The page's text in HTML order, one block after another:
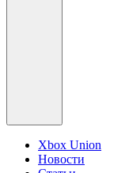
Xbox Union
Новости